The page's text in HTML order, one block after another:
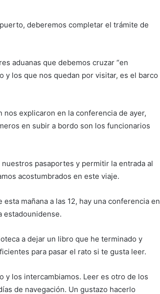
deberemos completar el trámite de
aduanas que debemos cruzar “en
y los que nos quedan por visitar, es el barco
explicaron en la conferencia de ayer,
en subir a bordo son los funcionarios
pasaportes y permitir la entrada al
acostumbrados en este viaje.
mañana a las 12, hay una conferencia en
estadounidense.
a dejar un libro que he terminado y
para pasar el rato si te gusta leer.
y los intercambiamos. Leer es otro de los
de navegación. Un gustazo hacerlo